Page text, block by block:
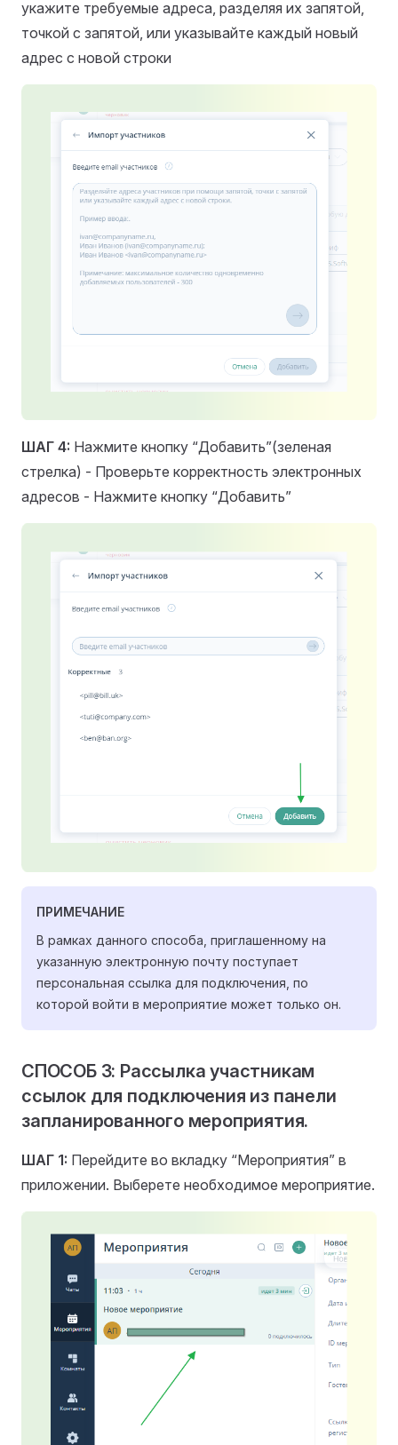
укажите требуемые адреса, разделяя их запятой,
точкой с запятой, или указывайте каждый новый
адрес с новой строки
ШАГ 4: Нажмите кнопку “Добавить”(зеленая
стрелка) - Проверьте корректность электронных
адресов - Нажмите кнопку “Добавить”
ПРИМЕЧАНИЕ
В рамках данного способа, приглашенному на
указанную электронную почту поступает
персональная ссылка для подключения, по
которой войти в мероприятие может только он.
СПОСОБ 3: Рассылка участникам
ссылок для подключения из панели
запланированного мероприятия.
ШАГ 1: Перейдите во вкладку “Мероприятия” в
приложении. Выберете необходимое мероприятие.